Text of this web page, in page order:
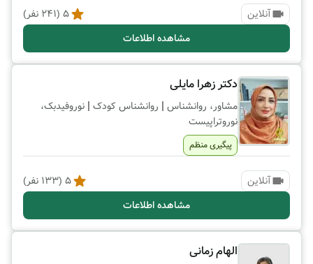
آنلاین 5
(
241 نفر)
مشاهده اطلاعات
دکتر زهرا مایلی
مشاور، روانشناس | روانشناس کودک | نوروفیدبک،
نوروتراپیست
پیگیری منظم
آنلاین 5
(
133 نفر)
مشاهده اطلاعات
الهام زمانی